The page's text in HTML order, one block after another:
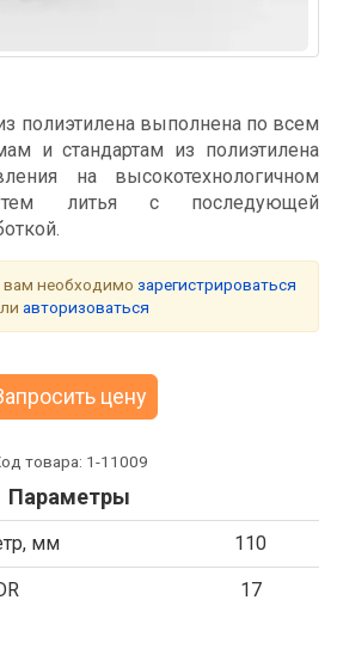
полиэтилена выполнена по всем
и стандартам из полиэтилена
на высокотехнологичном
литья с последующей
необходимо зарегистрироваться
авторизоваться
цену
товара: 1-11009
Параметры
мм 110
17